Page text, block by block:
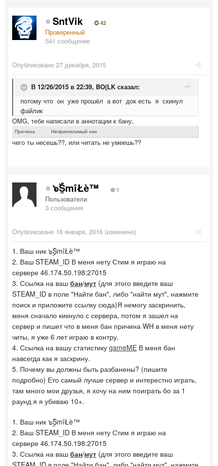
SntVik 42
Проверенный
541 сообщение
Опубликовано 27 декабря, 2015
В 12/26/2015 в 22:39, BO(LK сказал:
потому что он уже прошёл а вот док есть я скинул
файлик
OMG, тебе написали в аннотации к бану,
Причина Неприемлимый ник
чего ты несешь??, или читать не умеешь??
๖ۣۣۜSmîŁè™ 0
Пользователи
3 сообщения
Опубликовано 16 января, 2016 (изменено)
1. Ваш ник ๖ۣۣۜSmîŁè™
2. Ваш STEAM_ID В меня нету Стим я играю на
сервере 46.174.50.198:27015
3. Ссылка на ваш бан/мут (для этого введите ваш
STEAM_ID в поле "Найти бан", либо "найти мут", нажмите
поиск и приложите ссылку сюда)Я немогу заскринить,
меня сначало кикнуло с сервера, потом я зашел на
сервер и пишет что в меня бан причина WH в меня нету
читы, я уже 6 лет играю в контру.
4. Ссылка на вашу статистику gameME В меня бан
навсегда как я заскрину.
5. Почему вы должны быть разбанены? (пишите
подробно) Ето самый лучше сервер и интерестно играть,
там много мои друзья, я хочу на ним поиграть бо за 1
раунд я я убиваю 10+.
1. Ваш ник ๖ۣۣۜSmîŁè™
2. Ваш STEAM_ID В меня нету Стим я играю на
сервере 46.174.50.198:27015
3. Ссылка на ваш бан/мут (для этого введите ваш